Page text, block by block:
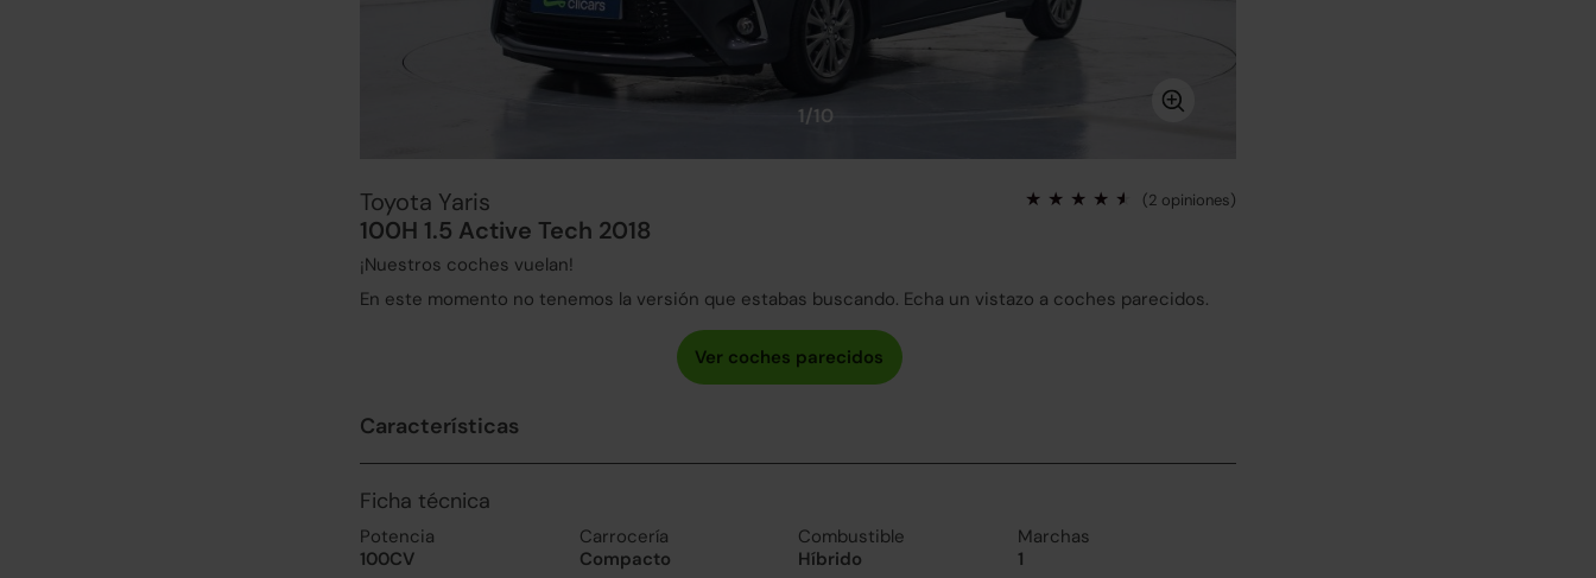
1/10
Toyota Yaris
100H 1.5 Active Tech 2018
(2 opiniones)
¡Nuestros coches vuelan!
En este momento no tenemos la versión que estabas buscando. Echa un vistazo a coches parecidos.
Características
Ficha técnica
Potencia
100CV
Carrocería
Compacto
Combustible
Híbrido
Marchas
1